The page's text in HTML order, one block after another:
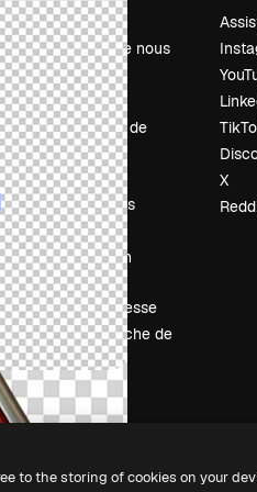
Prix
À propos de nous
Avis
Carrières
Tendances de
recherche
Blog
Événements
Slidesgo
Vendre mon
contenu
Salle de presse
À la recherche de
magnific.ai
X
to the storing of cookies on your